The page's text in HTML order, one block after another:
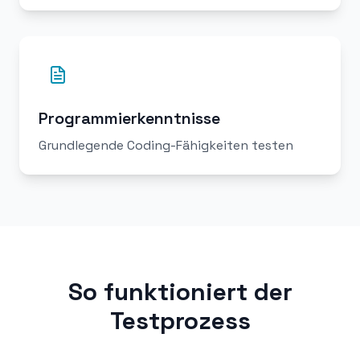
Programmierkenntnisse
Grundlegende Coding-Fähigkeiten testen
So funktioniert der
Testprozess